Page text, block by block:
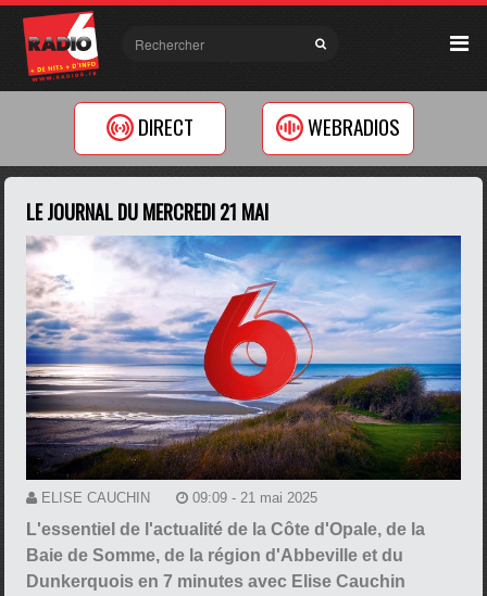
DIRECT WEBRADIOS
LE JOURNAL DU MERCREDI 21 MAI
ELISE CAUCHIN 09:09 - 21 mai 2025
L'essentiel de l'actualité de la Côte d'Opale, de la
Baie de Somme, de la région d'Abbeville et du
Dunkerquois en 7 minutes avec Elise Cauchin